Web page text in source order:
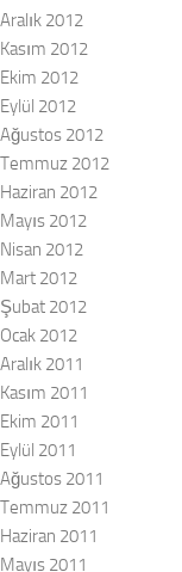
Aralık 2012
Kasım 2012
Ekim 2012
Eylül 2012
Ağustos 2012
Temmuz 2012
Haziran 2012
Mayıs 2012
Nisan 2012
Mart 2012
Şubat 2012
Ocak 2012
Aralık 2011
Kasım 2011
Ekim 2011
Eylül 2011
Ağustos 2011
Temmuz 2011
Haziran 2011
Mayıs 2011